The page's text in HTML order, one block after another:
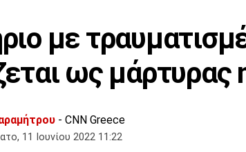
με
ως μάρτυρας
- CNN Greece
11 Ιουνίου 2022 11:22